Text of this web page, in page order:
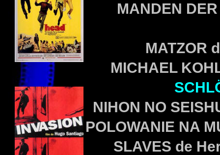
MANDEN
MATZOR
MICHAEL
NIHON NO
POLOWANIE NA
SLAVES de